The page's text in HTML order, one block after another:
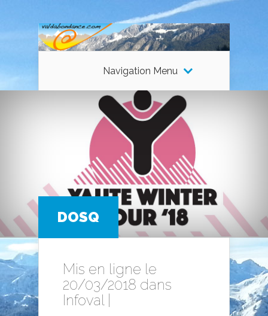
Navigation Menu
DOSQ
Mis en ligne le
20/03/2018 dans
Infoval